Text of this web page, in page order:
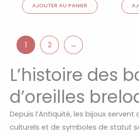
AJOUTER AU PANIER
1 2 →
L’histoire des
d’oreilles
Depuis l’Antiquité, les bijoux servent
culturels et de symboles de statut